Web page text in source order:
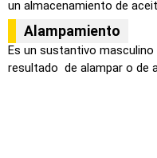
un almacenamiento de
Alampamiento
Es un sustantivo
resultado de alampar o de